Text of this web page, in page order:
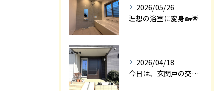
2026/05/26
理想の浴室に変身🏡🌟
2026/04/18
今日は、玄関戸の交換工事をご紹介します🚪✨。